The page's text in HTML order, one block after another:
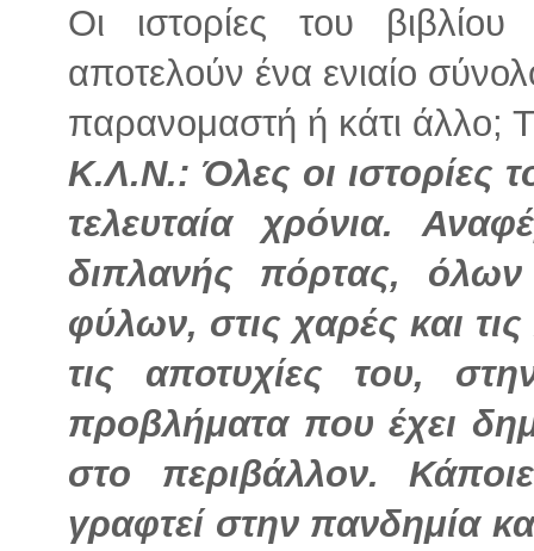
Οι ιστορίες του βιβλίου
αποτελούν ένα ενιαίο
παρανομαστή ή κάτι άλλο;
Κ.Λ.Ν.: Όλες οι ιστορίες
τελευταία χρόνια.
διπλανής πόρτας,
φύλων, στις χαρές και τις
τις αποτυχίες του,
προβλήματα που έχει
στο περιβάλλον.
γραφτεί στην πανδημία